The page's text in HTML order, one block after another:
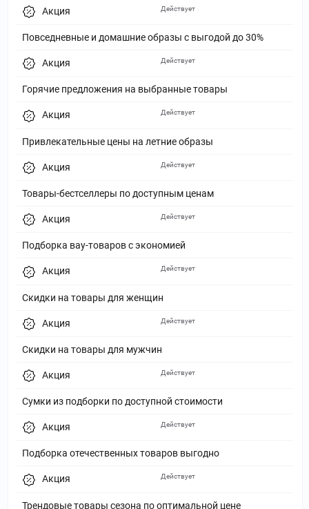
Акция
Повседневные и домашние образы с выгодой до 30%
Действует
Акция
Горячие предложения на выбранные товары
Действует
Акция
Привлекательные цены на летние образы
Действует
Акция
Товары-бестселлеры по доступным ценам
Действует
Акция
Подборка вау-товаров с экономией
Действует
Акция
Скидки на товары для женщин
Действует
Акция
Скидки на товары для мужчин
Действует
Акция
Сумки из подборки по доступной стоимости
Действует
Акция
Подборка отечественных товаров выгодно
Действует
Акция
Трендовые товары сезона по оптимальной цене
Действует